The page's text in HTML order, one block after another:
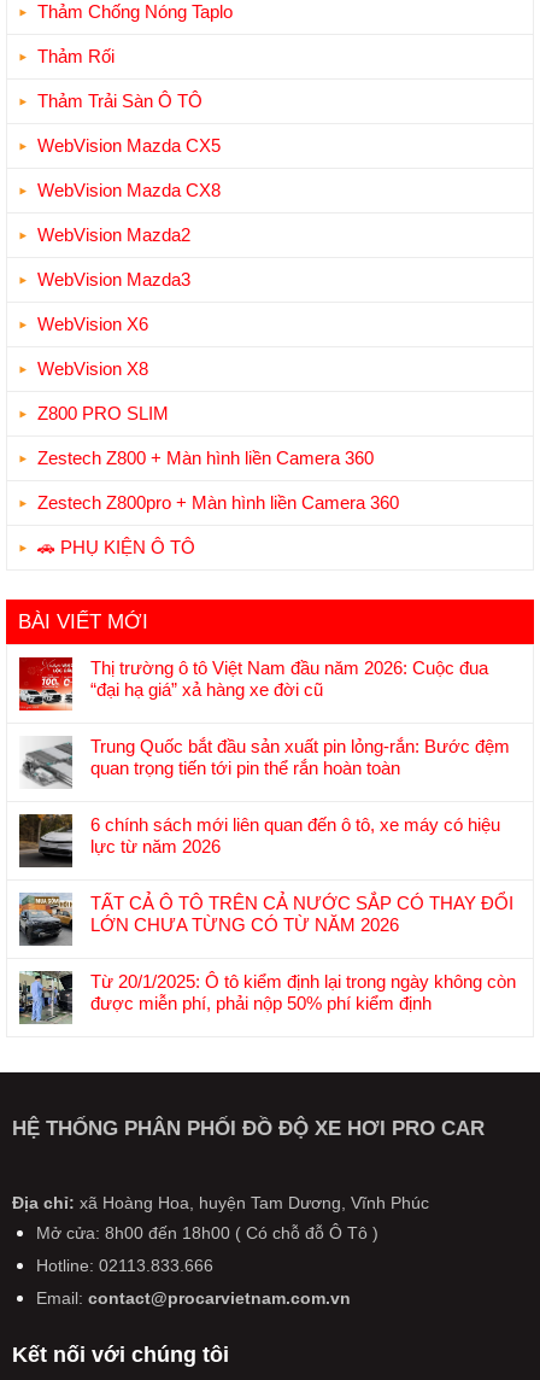
Thảm Chống Nóng Taplo
Thảm Rối
Thảm Trải Sàn Ô TÔ
WebVision Mazda CX5
WebVision Mazda CX8
WebVision Mazda2
WebVision Mazda3
WebVision X6
WebVision X8
Z800 PRO SLIM
Zestech Z800 + Màn hình liền Camera 360
Zestech Z800pro + Màn hình liền Camera 360
🚗 PHỤ KIỆN Ô TÔ
BÀI VIẾT MỚI
Thị trường ô tô Việt Nam đầu năm 2026: Cuộc đua
“đại hạ giá” xả hàng xe đời cũ
có
bình
luận
Thị
trường
Việt
Nam
năm
2026:
xả
đời
cũ
Trung Quốc bắt đầu sản xuất pin lỏng-rắn: Bước đệm
quan trọng tiến tới pin thể rắn hoàn toàn
có
bình
luận
Trung
Quốc
sản
xuất
rắn:
đệm
quan
tới
pin
rắn
hoàn
6 chính sách mới liên quan đến ô tô, xe máy có hiệu
lực từ năm 2026
có
bình
6
chính
liên
ô
máy
hiệu
lực
năm
TẤT CẢ Ô TÔ TRÊN CẢ NƯỚC SẮP CÓ THAY ĐỔI
LỚN CHƯA TỪNG CÓ TỪ NĂM 2026
có
bình
luận
TÔ
SẮP
CÓ
THAY
ĐỔI
LỚN
TỪNG
CÓ
Từ 20/1/2025: Ô tô kiểm định lại trong ngày không còn
được miễn phí, phải nộp 50% phí kiểm định
bình
ở
Từ
tô
kiểm
lại
trong
còn
HỆ THỐNG PHÂN PHỐI ĐỒ ĐỘ XE HƠI PRO CAR
Địa chỉ: xã Hoàng Hoa, huyện Tam Dương, Vĩnh Phúc
Mở cửa: 8h00 đến 18h00 ( Có chỗ đỗ Ô Tô )
Hotline: 02113.833.666
Email:contact@procarvietnam.com.vn
Kết nối với chúng tôi